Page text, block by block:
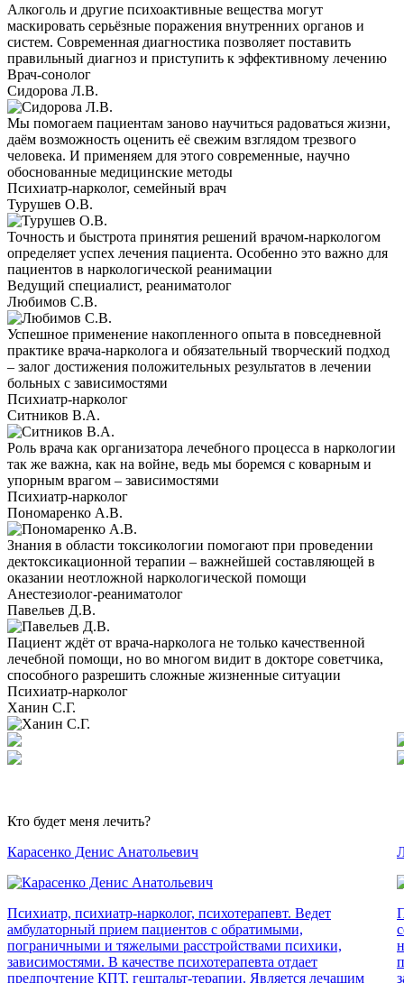
Алкоголь и другие психоактивные вещества могут
маскировать серьёзные поражения внутренних органов и
систем. Современная диагностика позволяет поставить
правильный диагноз и приступить к эффективному лечению
Врач-сонолог
Сидорова Л.В.
Мы помогаем пациентам заново научиться радоваться жизни,
даём возможность оценить её свежим взглядом трезвого
человека. И применяем для этого современные, научно
обоснованные медицинские методы
Психиатр-нарколог, семейный врач
Турушев О.В.
Точность и быстрота принятия решений врачом-наркологом
определяет успех лечения пациента. Особенно это важно для
пациентов в наркологической реанимации
Ведущий специалист, реаниматолог
Любимов С.В.
Успешное применение накопленного опыта в повседневной
практике врача-нарколога и обязательный творческий подход
– залог достижения положительных результатов в лечении
больных с зависимостями
Психиатр-нарколог
Ситников В.А.
Роль врача как организатора лечебного процесса в наркологии
так же важна, как на войне, ведь мы боремся с коварным и
упорным врагом – зависимостями
Психиатр-нарколог
Пономаренко А.В.
Знания в области токсикологии помогают при проведении
дектоксикационной терапии – важнейшей составляющей в
оказании неотложной наркологической помощи
Анестезиолог-реаниматолог
Павельев Д.В.
Пациент ждёт от врача-нарколога не только качественной
лечебной помощи, но во многом видит в докторе советчика,
способного разрешить сложные жизненные ситуации
Психиатр-нарколог
Ханин С.Г.
Кто будет меня лечить?
Карасенко Денис Анатольевич
Психиатр, психиатр-нарколог, психотерапевт. Ведет
амбулаторный прием пациентов с обратимыми,
пограничными и тяжелыми расстройствами психики,
зависимостями. В качестве психотерапевта отдает
предпочтение КПТ, гештальт-терапии. Является лечащим